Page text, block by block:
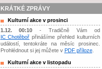
KRÁTKÉ ZPRÁVY
Kulturní akce v prosinci
1.12. 00:10 - Tradičně Vám od
IC Chotěboř přinášíme přehled kulturních
událostí, tentokráte na měsíc prosinec.
Prohlédnout si jej můžete v PDF příloze.
Kulturní akce v listopadu